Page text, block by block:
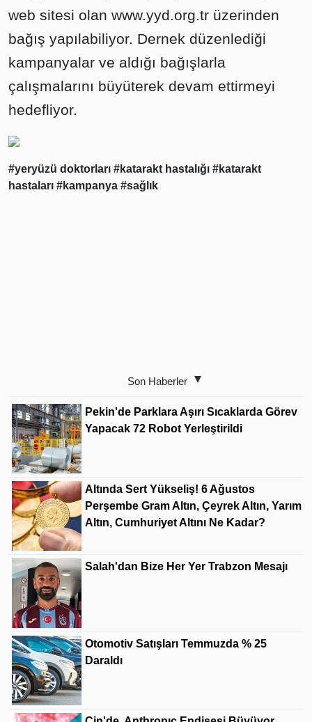
web sitesi olan www.yyd.org.tr üzerinden
bağış yapılabiliyor. Dernek düzenlediği
kampanyalar ve aldığı bağışlarla
çalışmalarını büyüterek devam ettirmeyi
hedefliyor.
#yeryüzü doktorları #katarakt hastalığı #katarakt
hastaları #kampanya #sağlık
Son Haberler
Pekin'de Parklara Aşırı Sıcaklarda Görev
Yapacak 72 Robot Yerleştirildi
Altında Sert Yükseliş! 6 Ağustos
Perşembe Gram Altın, Çeyrek Altın, Yarım
Altın, Cumhuriyet Altını Ne Kadar?
Salah'dan Bize Her Yer Trabzon Mesajı
Otomotiv Satışları Temmuzda % 25
Daraldı